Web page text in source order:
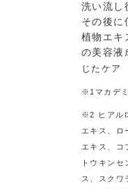
洗い流し
その後に
植物エキ
の美容液
じたケア
※1マカデ
※2 ヒアル
エキス、ロ
エキス、コ
トウキン
ス、スクワ